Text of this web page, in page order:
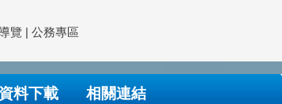
覽 | 公務專區
資料下載 相關連結